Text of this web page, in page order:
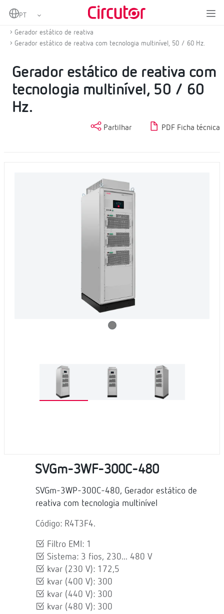
Home
Gerador estático de reativa
Gerador estático de reativa com tecnologia multinível, 50 / 60 Hz.
Gerador estático de reativa com
tecnologia multinível, 50 / 60
Hz.
Partilhar PDF Ficha técnica
SVGm-3WF-300C-480
SVGm-3WP-300C-480, Gerador estático de
reativa com tecnologia multinível
Código: R4T3F4.
Filtro EMI: 1
Sistema: 3 fios, 230... 480 V
kvar (230 V): 172,5
kvar (400 V): 300
kvar (440 V): 300
kvar (480 V): 300